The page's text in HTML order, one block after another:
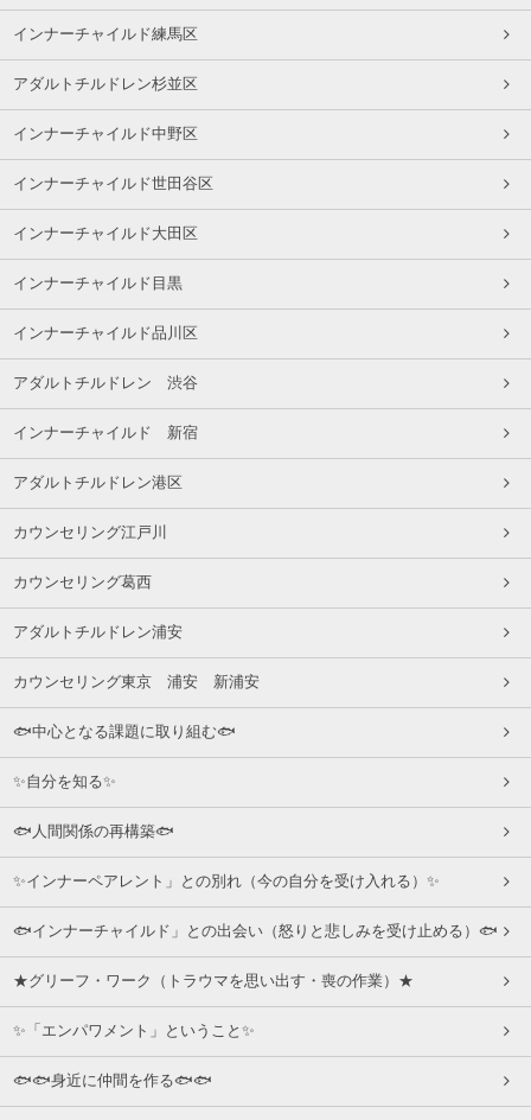
インナーチャイルド練馬区
アダルトチルドレン杉並区
インナーチャイルド中野区
インナーチャイルド世田谷区
インナーチャイルド大田区
インナーチャイルド目黒
インナーチャイルド品川区
アダルトチルドレン 渋谷
インナーチャイルド 新宿
アダルトチルドレン港区
カウンセリング江戸川
カウンセリング葛西
アダルトチルドレン浦安
カウンセリング東京 浦安 新浦安
🐟中心となる課題に取り組む🐟
✨自分を知る✨
🐟人間関係の再構築🐟
✨インナーペアレント」との別れ（今の自分を受け入れる）✨
🐟インナーチャイルド」との出会い（怒りと悲しみを受け止める）🐟
★グリーフ・ワーク（トラウマを思い出す・喪の作業）★
✨「エンパワメント」ということ✨
🐟🐟身近に仲間を作る🐟🐟